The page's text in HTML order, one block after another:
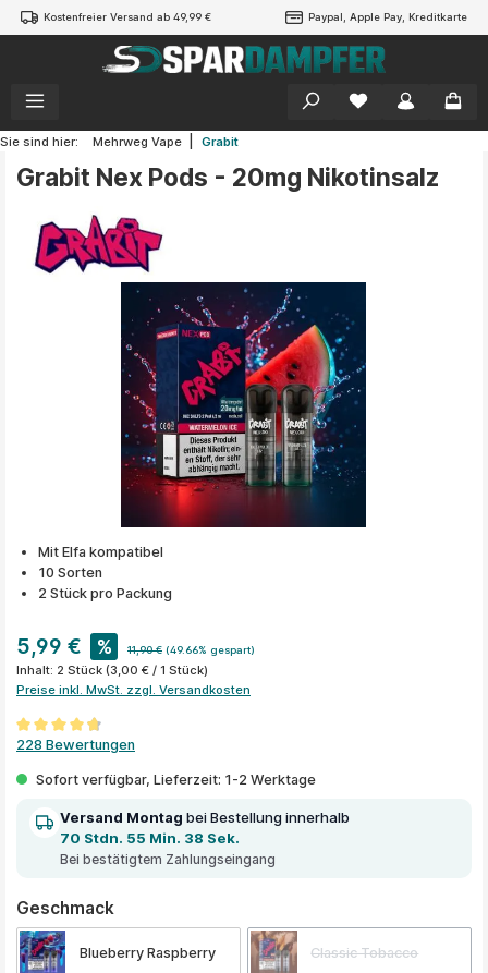
springen
Kostenfreier Versand ab 49,99 € Paypal, Apple Pay, Kreditkarte
Sie sind hier: Mehrweg Vape Grabit
Grabit Nex Pods - 20mg Nikotinsalz
Bildergalerie überspringen
Mit Elfa kompatibel
10 Sorten
2 Stück pro Packung
5,99 € % 11,90 € (49.66% gespart)
Inhalt: 2 Stück (3,00 € / 1 Stück)
Preise inkl. MwSt. zzgl. Versandkosten
Durchschnittliche Bewertung von 4.8 von 5 Sternen
228 Bewertungen
Sofort verfügbar, Lieferzeit: 1-2 Werktage
Versand Montag bei Bestellung innerhalb
70 Stdn. 55 Min. 38 Sek.
Bei bestätigtem Zahlungseingang
Geschmackauswählen
Blueberry Raspberry Classic Tobacco